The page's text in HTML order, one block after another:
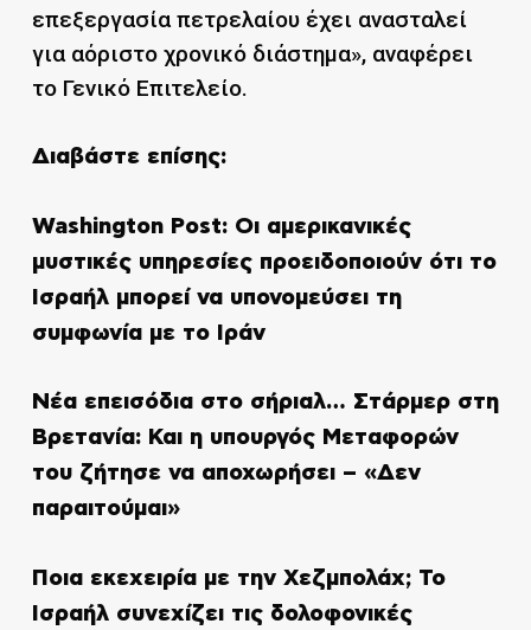
επεξεργασία πετρελαίου έχει ανασταλεί
για αόριστο χρονικό διάστημα», αναφέρει
το Γενικό Επιτελείο.
Διαβάστε επίσης:
Washington Post: Οι αμερικανικές
μυστικές υπηρεσίες προειδοποιούν ότι το
Ισραήλ μπορεί να υπονομεύσει τη
συμφωνία με το Ιράν
Νέα επεισόδια στο σήριαλ… Στάρμερ στη
Βρετανία: Και η υπουργός Μεταφορών
του ζήτησε να αποχωρήσει – «Δεν
παραιτούμαι»
Ποια εκεχειρία με την Χεζμπολάχ; Το
Ισραήλ συνεχίζει τις δολοφονικές